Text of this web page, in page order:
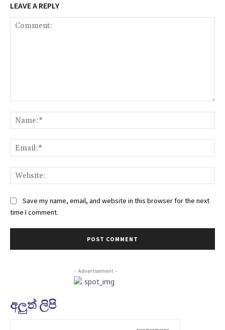
LEAVE A REPLY
Save my name, email, and website in this browser for the next
time I comment.
- Advertisement -
අලුත් ලිපි